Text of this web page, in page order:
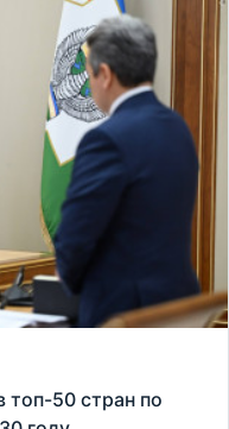
топ-50 стран по